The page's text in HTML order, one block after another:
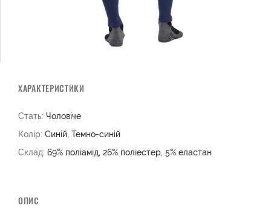
ХАРАКТЕРИСТИКИ
Стать: Чоловіче
Колір: Синій, Темно-синiй
Склад: 69% поліамід, 26% поліестер, 5% еластан
ОПИС